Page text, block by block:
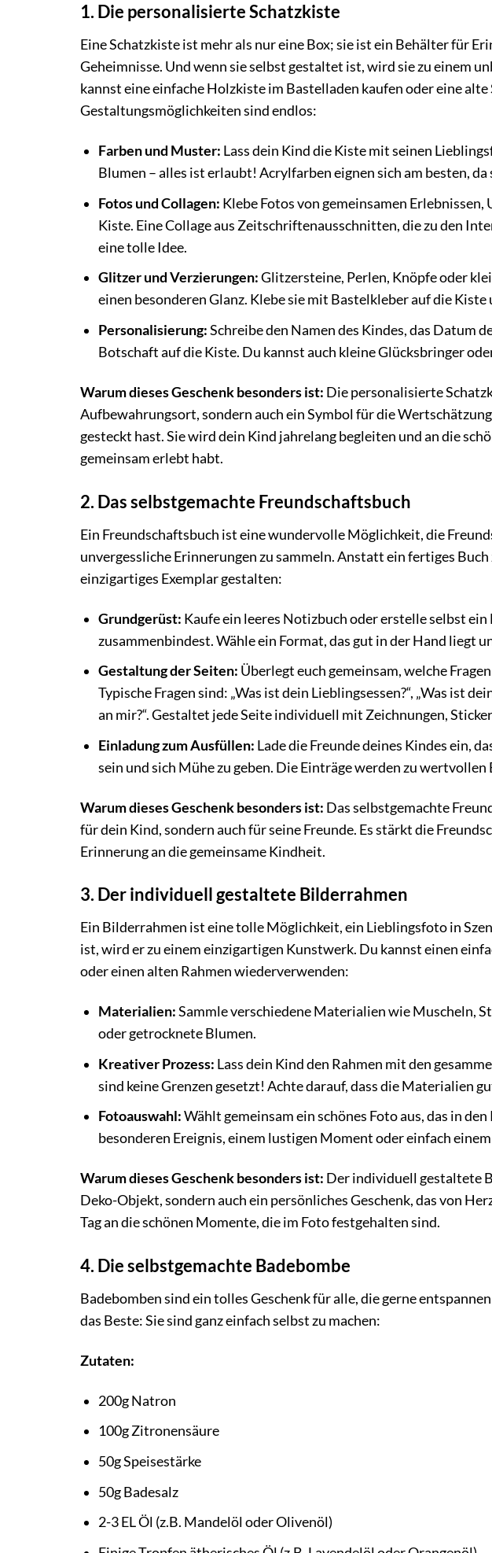
1. Die personalisierte Schatzkiste
Eine Schatzkiste ist mehr als nur eine Box; sie ist ein Behälter für
Geheimnisse. Und wenn sie selbst gestaltet ist, wird sie zu einem
kannst eine einfache Holzkiste im Bastelladen kaufen oder eine
Gestaltungsmöglichkeiten sind endlos:
Farben und Muster: Lass dein Kind die Kiste mit seinen
Blumen – alles ist erlaubt! Acrylfarben eignen sich am besten,
Fotos und Collagen: Klebe Fotos von gemeinsamen
Kiste. Eine Collage aus Zeitschriftenausschnitten, die zu den
eine tolle Idee.
Glitzer und Verzierungen:Glitzersteine, Perlen, Knöpfe oder
einen besonderen Glanz. Klebe sie mit Bastelkleber auf die Kiste
Personalisierung:Schreibe den Namen des Kindes, das Datum
Botschaft auf die Kiste. Du kannst auch kleine Glücksbringer
Warum dieses Geschenk besonders ist: Die personalisierte
Aufbewahrungsort, sondern auch ein Symbol für die Wertschätzung
gesteckt hast. Sie wird dein Kind jahrelang begleiten und an die
gemeinsam erlebt habt.
2. Das selbstgemachte Freundschaftsbuch
Ein Freundschaftsbuch ist eine wundervolle Möglichkeit, die
unvergessliche Erinnerungen zu sammeln. Anstatt ein fertiges
einzigartiges Exemplar gestalten:
Grundgerüst: Kaufe ein leeres Notizbuch oder erstelle selbst
zusammenbindest. Wähle ein Format, das gut in der Hand liegt
Gestaltung der Seiten: Überlegt euch gemeinsam, welche
Typische Fragen sind: „Was ist dein Lieblingsessen?“, „Was ist
an mir?“. Gestaltet jede Seite individuell mit Zeichnungen,
Einladung zum Ausfüllen: Lade die Freunde deines Kindes ein,
sein und sich Mühe zu geben. Die Einträge werden zu
Warum dieses Geschenk besonders ist: Das selbstgemachte
für dein Kind, sondern auch für seine Freunde. Es stärkt die
Erinnerung an die gemeinsame Kindheit.
3. Der individuell gestaltete Bilderrahmen
Ein Bilderrahmen ist eine tolle Möglichkeit, ein Lieblingsfoto in
ist, wird er zu einem einzigartigen Kunstwerk. Du kannst einen
oder einen alten Rahmen wiederverwenden:
Materialien:Sammle verschiedene Materialien wie Muscheln,
oder getrocknete Blumen.
Kreativer Prozess: Lass dein Kind den Rahmen mit den
sind keine Grenzen gesetzt! Achte darauf, dass die Materialien
Fotoauswahl:Wählt gemeinsam ein schönes Foto aus, das in
besonderen Ereignis, einem lustigen Moment oder einfach
Warum dieses Geschenk besonders ist: Der individuell gestaltete
Deko-Objekt, sondern auch ein persönliches Geschenk, das von
Tag an die schönen Momente, die im Foto festgehalten sind.
4. Die selbstgemachte Badebombe
Badebomben sind ein tolles Geschenk für alle, die gerne
das Beste: Sie sind ganz einfach selbst zu machen:
Zutaten:
200g Natron
100g Zitronensäure
50g Speisestärke
50g Badesalz
2-3 EL Öl (z.B. Mandelöl oder Olivenöl)